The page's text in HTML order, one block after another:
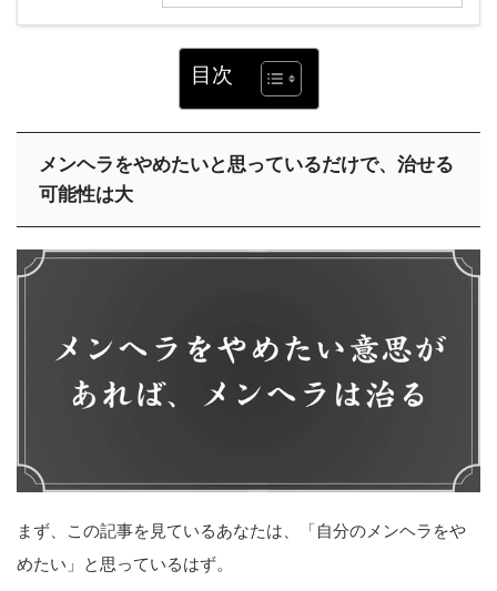
目次
メンヘラをやめたいと思っているだけで、治せる
可能性は大
まず、この記事を見ているあなたは、「自分のメンヘラをや
めたい」と思っているはず。